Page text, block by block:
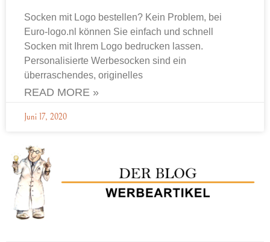
Socken mit Logo bestellen? Kein Problem, bei
Euro-logo.nl können Sie einfach und schnell
Socken mit Ihrem Logo bedrucken lassen.
Personalisierte Werbesocken sind ein
überraschendes, originelles
READ MORE »
Juni 17, 2020